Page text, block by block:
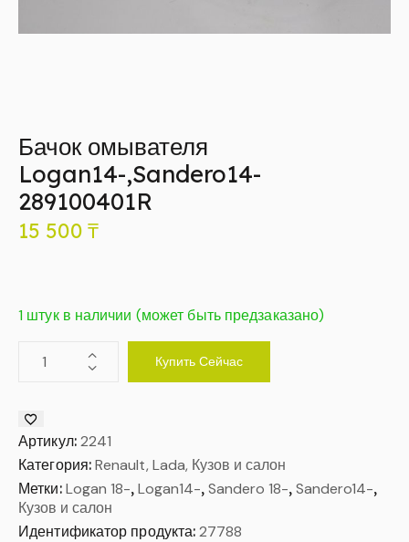
Бачок омывателя
Logan14-,Sandero14-
289100401R
15 500 ₸
1 штук в наличии (может быть предзаказано)
Купить Сейчас
Артикул: 2241
Категория:Renault, Lada, Кузов и салон
Метки: Logan 18-, Logan14-,Sandero 18-,Sandero14-,
Кузов и салон
Идентификатор продукта:27788